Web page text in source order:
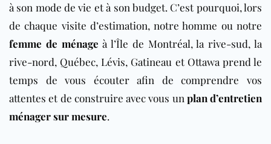
à son mode de vie et à son budget. C’est pourquoi, lors
de chaque visite d’estimation, notre homme ou notre
femme de ménage à l’Île de Montréal, la rive-sud, la
rive-nord, Québec, Lévis, Gatineau et Ottawa prend le
temps de vous écouter afin de comprendre vos
attentes et de construire avec vous un plan d’entretien
ménager sur mesure.